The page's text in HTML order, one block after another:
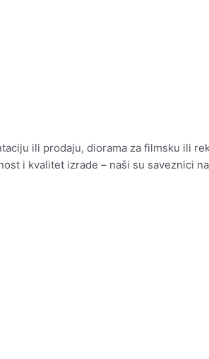
ili prodaju, diorama za filmsku ili
i kvalitet izrade – naši su saveznici